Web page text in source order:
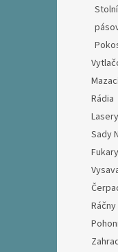
Rádia
Lasery
Sady
Ráčny